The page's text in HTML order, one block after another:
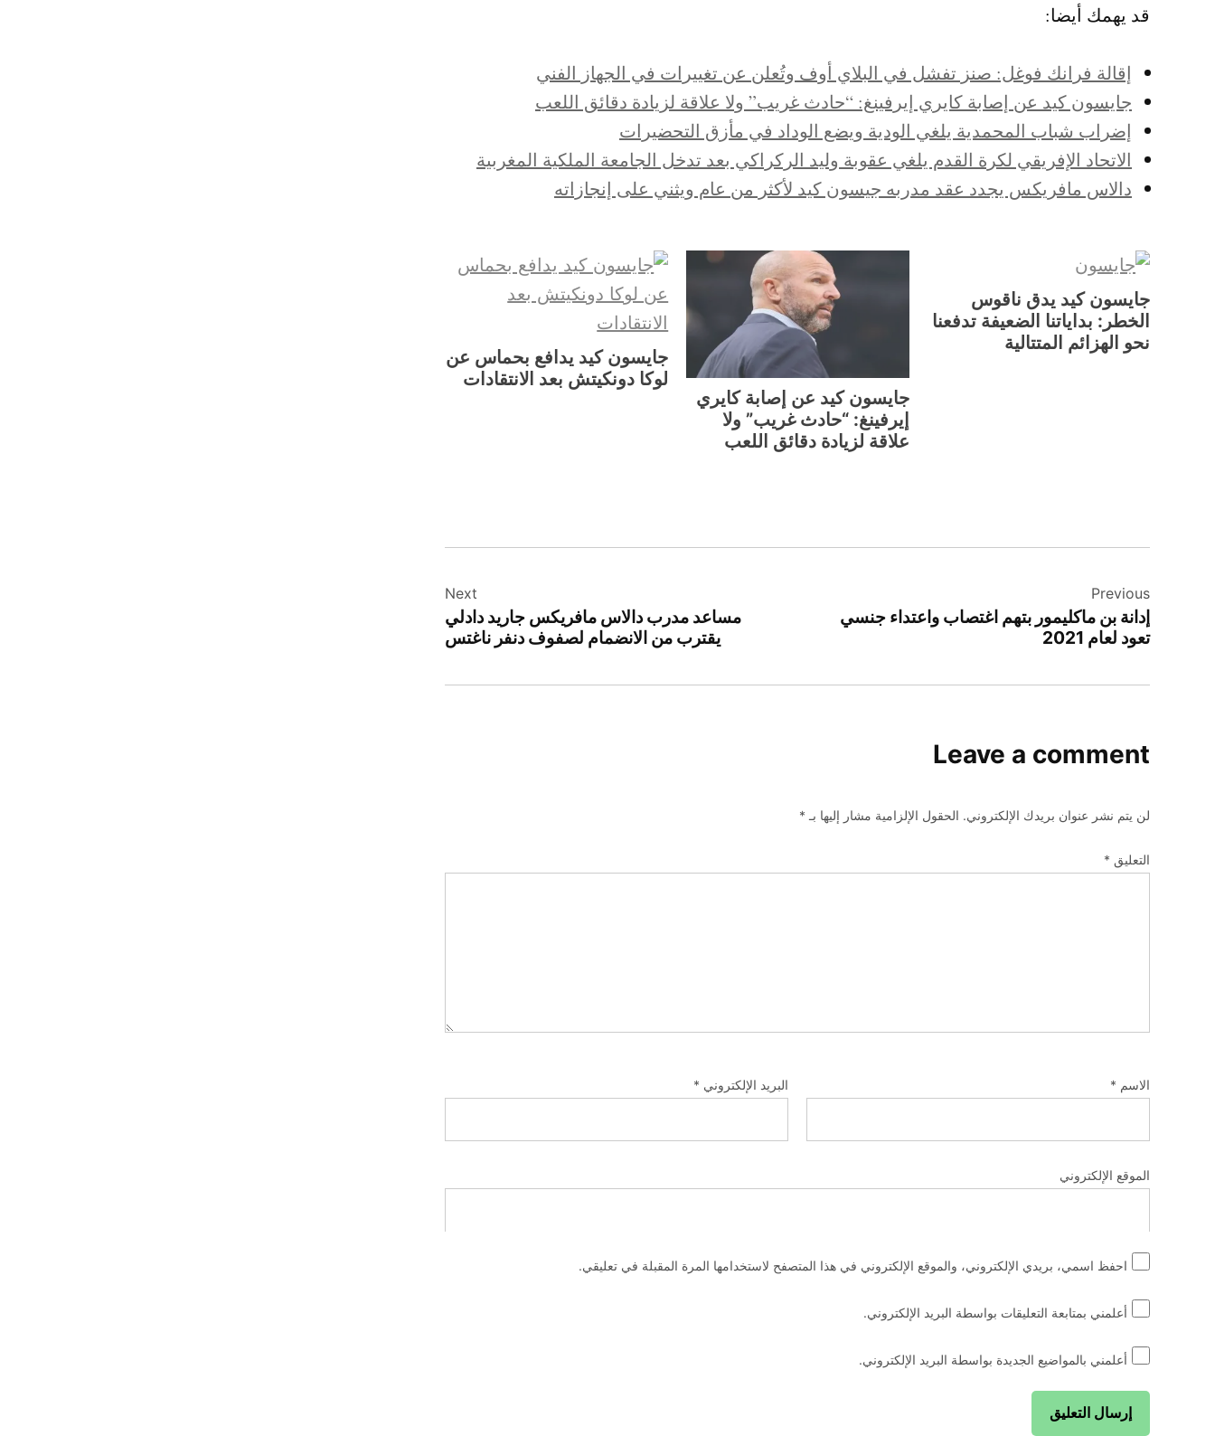
قد يهمك أيضا:
إقالة فرانك فوغل: صنز تفشل في البلاي أوف وتُعلن عن تغييرات في الجهاز الفني
جايسون كيد عن إصابة كايري إيرفينغ: “حادث غريب” ولا علاقة لزيادة دقائق اللعب
إضراب شباب المحمدية يلغي الودية ويضع الوداد في مأزق التحضيرات
الاتحاد الإفريقي لكرة القدم يلغي عقوبة وليد الركراكي بعد تدخل الجامعة الملكية المغربية
دالاس مافريكس يجدد عقد مدربه جيسون كيد لأكثر من عام ويثني على إنجازاته
جايسون كيد يدق ناقوس
الخطر: بداياتنا الضعيفة تدفعنا
نحو الهزائم المتتالية
جايسون كيد عن إصابة كايري
إيرفينغ: “حادث غريب” ولا
علاقة لزيادة دقائق اللعب
جايسون كيد يدافع بحماس عن
لوكا دونكيتش بعد الانتقادات
المغرب
المنتخب
المغربي
دالاس
فرانك
المقالات
Previous
إدانة بن ماكليمور بتهم اغتصاب واعتداء جنسي
تعود لعام 2021
Next
مساعد مدرب دالاس مافريكس جاريد دادلي
يقترب من الانضمام لصفوف دنفر ناغتس
Leave a comment
لن يتم نشر عنوان بريدك الإلكتروني. الحقول الإلزامية مشار إليها بـ *
التعليق *
الاسم * البريد الإلكتروني *
الموقع الإلكتروني
احفظ اسمي، بريدي الإلكتروني، والموقع الإلكتروني في هذا المتصفح لاستخدامها المرة المقبلة في تعليقي.
أعلمني بمتابعة التعليقات بواسطة البريد الإلكتروني.
أعلمني بالمواضيع الجديدة بواسطة البريد الإلكتروني.